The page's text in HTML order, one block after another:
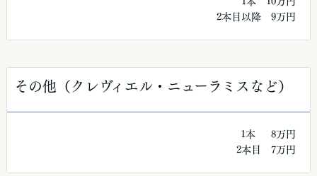
2本目以降 9万円
その他（クレヴィエル・ニューラミスなど）
1本 8万円
2本目 7万円